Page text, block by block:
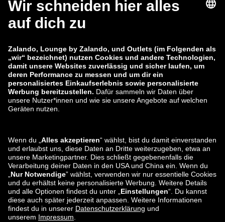
zalando-lounge.fi zalando-lounge.dk
zalando-lounge.co.uk
zalando-prive.es zalando-lounge.cz
zalando-lounge.lt zalando-lounge.sk
zalando-lounge.ro zalando-lounge.hr
zalando-lounge.lu zalando-lounge.ee
zalando-lounge.lv zalando-lounge.no
Sie finden uns
auch bei